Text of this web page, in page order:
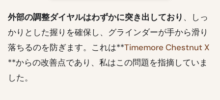
外部の調整ダイヤルはわずかに突き出しており 、しっ
かりとした握りを確保し、グラインダーが手から滑り
落ちるのを防ぎます。これは**Timemore Chestnut X
**からの改善点であり、私はこの問題を指摘していま
した。